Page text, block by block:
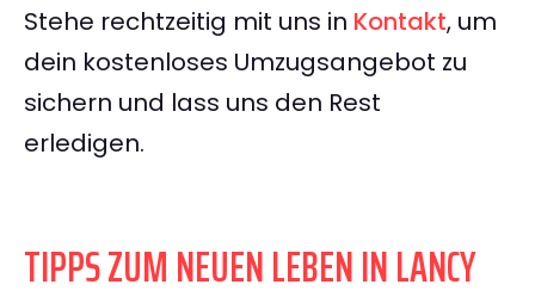
Stehe rechtzeitig mit uns in Kontakt, um
dein kostenloses Umzugsangebot zu
sichern und lass uns den Rest
erledigen.
TIPPS ZUM NEUEN LEBEN IN LANCY